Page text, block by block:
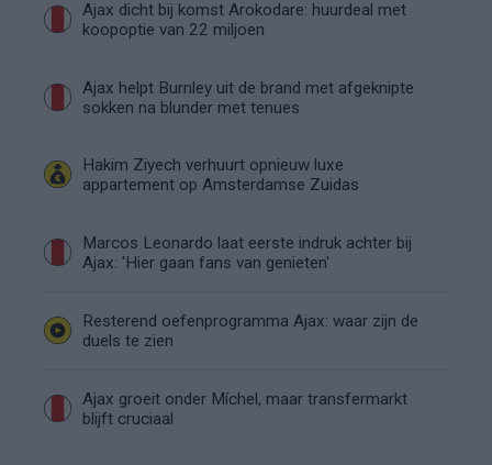
Ajax dicht bij komst Arokodare: huurdeal met
koopoptie van 22 miljoen
Ajax helpt Burnley uit de brand met afgeknipte
sokken na blunder met tenues
Hakim Ziyech verhuurt opnieuw luxe
appartement op Amsterdamse Zuidas
Marcos Leonardo laat eerste indruk achter bij
Ajax: 'Hier gaan fans van genieten'
Resterend oefenprogramma Ajax: waar zijn de
duels te zien
Ajax groeit onder Míchel, maar transfermarkt
blijft cruciaal